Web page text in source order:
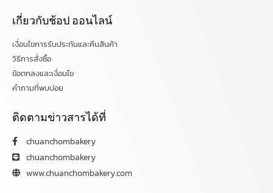
เกี่ยวกับช้อป ออนไลน์
เงื่อนไขการรับประกันและคืนสินค้า
วิธีการสั่งซื้อ
ข้อตกลงและเงื่อนไข
คำถามที่พบบ่อย
ติดตามข่าวสารได้ที่
chuanchombakery
chuanchombakery
www.chuanchombakery.com